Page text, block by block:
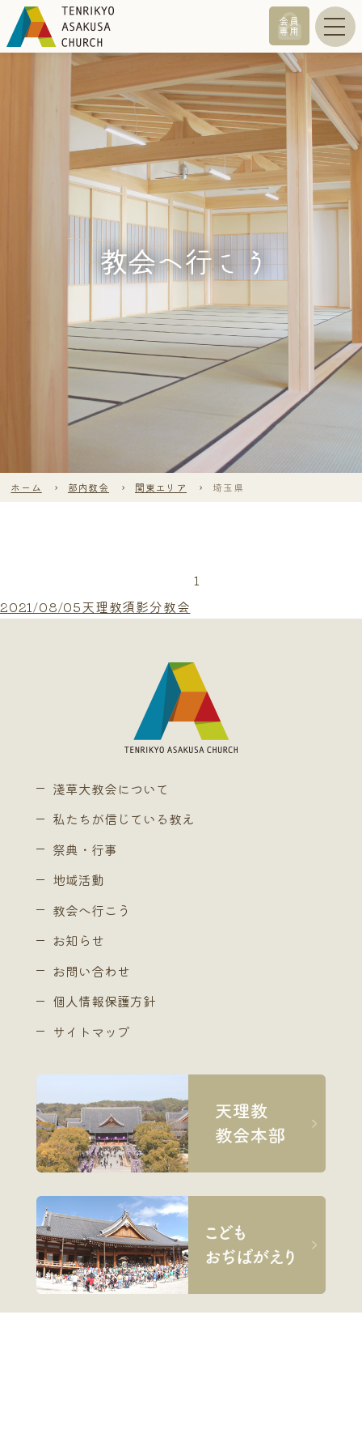
会員
専用
ホーム 部内教会 関東エリア 埼玉県
2021/08/05天理教須影分教会
1
淺草大教会について
私たちが信じている教え
祭典・行事
地域活動
教会へ行こう
お知らせ
お問い合わせ
個人情報保護方針
サイトマップ